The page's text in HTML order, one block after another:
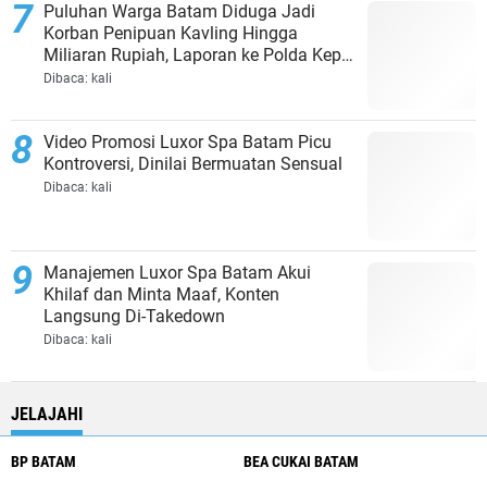
Puluhan Warga Batam Diduga Jadi
Korban Penipuan Kavling Hingga
Miliaran Rupiah, Laporan ke Polda Kepri
Jalan di Tempat?
Dibaca: kali
Video Promosi Luxor Spa Batam Picu
Kontroversi, Dinilai Bermuatan Sensual
Dibaca: kali
Manajemen Luxor Spa Batam Akui
Khilaf dan Minta Maaf, Konten
Langsung Di-Takedown
Dibaca: kali
JELAJAHI
BP BATAM BEA CUKAI BATAM